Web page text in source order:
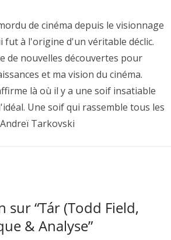
de cinéma depuis le visionnage
fut à l'origine d'un véritable déclic.
de nouvelles découvertes pour
et ma vision du cinéma.
là où il y a une soif insatiable
Une soif qui rassemble tous les
Tarkovski
sur “Tár (Todd Field,
& Analyse”